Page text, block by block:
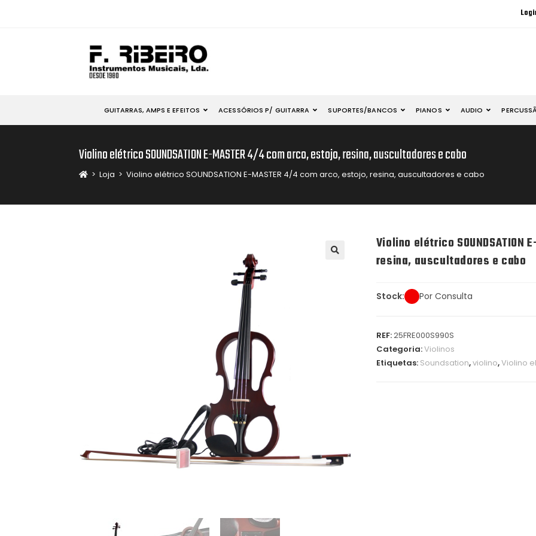
GUITARRAS, AMPS E EFEITOS ACESSÓRIOS P/ GUITARRA SUPORTES/BANCOS PIANOS AUDIO
Violino elétrico SOUNDSATION E-MASTER 4/4 com arco, estojo, resina, auscultadores e cabo
> Loja > Violino elétrico SOUNDSATION E-MASTER 4/4 com arco, estojo, resina, auscultadores e cabo
Violino elétrico
resina, auscultadores e cabo
Stock: Por Consulta
REF:25FRE000S990S
Categoria:Violinos
Etiquetas: Soundsation,violino,Violino